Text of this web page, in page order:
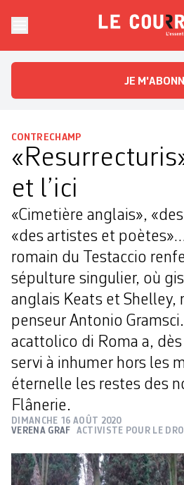
Le
JE
CONTRECHAMP
et l’ici
«Cimetière anglais»,
«des artistes et
romain du Testaccio
sépulture singulier, où
anglais Keats et Shelley,
penseur Antonio
acattolico di Roma a,
servi à inhumer hors les
éternelle les restes des
Flânerie.
DIMANCHE 16 AOÛT 2020
VERENA GRAF
ACTIVISTE POUR LE